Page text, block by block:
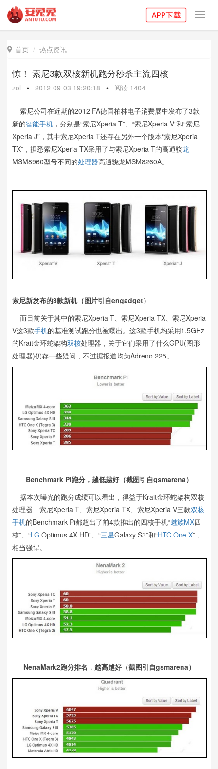
 首页 热点资讯
惊！ 索尼3款双核新机跑分秒杀主流四核
zol • 2012-09-03 19:20:18 • 阅读 1404
索尼公司在近期的2012IFA德国柏林电子消费展中发布了3款
新的智能手机 ，分别是“索尼Xperia T”、“索尼Xperia V”和“索尼
Xperia J”，其中索尼Xperia T还存在另外一个版本“索尼Xperia
TX”，据悉索尼Xperia TX采用了与索尼Xperia T的高通骁龙
MSM8960型号不同的处理器高通骁龙MSM8260A。
索尼新发布的3款新机（图片引自engadget）
而目前关于其中的索尼Xperia T、索尼Xperia TX、索尼Xperia
V这3款手机的基准测试跑分也被曝出。这3款手机均采用1.5GHz
的Krait金环蛇架构双核处理器，关于它们采用了什么GPU(图形
处理器)仍存一些疑问，不过据报道均为Adreno 225。
Benchmark Pi跑分，越低越好（截图引自gsmarena）
据本次曝光的跑分成绩可以看出，得益于Krait金环蛇架构双核
处理器，索尼Xperia T、索尼Xperia TX、索尼Xperia V三款双核
手机的Benchmark Pi都超出了前4款推出的四核手机“魅族MX四
核”、“LG Optimus 4X HD”、“三星Galaxy S3”和“HTC One X”，
相当强悍。
NenaMark2跑分排名，越高越好（截图引自gsmarena）